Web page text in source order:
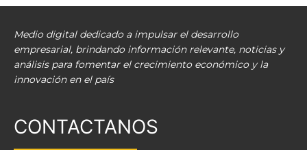
Medio digital dedicado a impulsar el desarrollo
empresarial, brindando información relevante, noticias y
análisis para fomentar el crecimiento económico y la
innovación en el país
CONTACTANOS